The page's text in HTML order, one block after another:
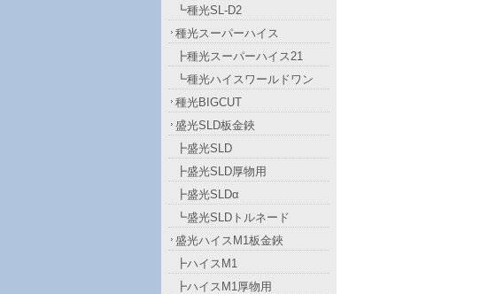
┗種光SL-D2
種光スーパーハイス
┣種光スーパーハイス21
┗種光ハイスワールドワン
種光BIGCUT
盛光SLD板金鋏
┣盛光SLD
┣盛光SLD厚物用
┣盛光SLDα
┗盛光SLDトルネード
盛光ハイスM1板金鋏
┣ハイスM1
┣ハイスM1厚物用